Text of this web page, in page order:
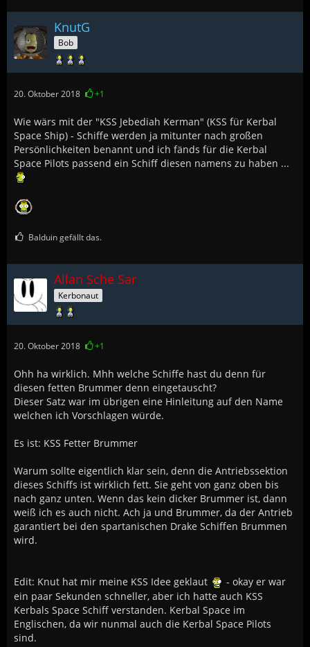
KnutG
Bob
20. Oktober 2018 +1
Wie wärs mit der "KSS Jebediah Kerman" (KSS für Kerbal
Space Ship) - Schiffe werden ja mitunter nach großen
Persönlichkeiten benannt und ich fänds für die Kerbal
Space Pilots passend ein Schiff diesen namens zu haben ...
Balduin gefällt das.
Allan Sche Sar
Kerbonaut
20. Oktober 2018 +1
Ohh ha wirklich. Mhh welche Schiffe hast du denn für
diesen fetten Brummer denn eingetauscht?
Dieser Satz war im übrigen eine Hinleitung auf den Name
welchen ich Vorschlagen würde.
Es ist: KSS Fetter Brummer
Warum sollte eigentlich klar sein, denn die Antriebssektion
dieses Schiffs ist wirklich fett. Sie geht von ganz oben bis
nach ganz unten. Wenn das kein dicker Brummer ist, dann
weiß ich es auch nicht. Ach ja und Brummer, da der Antrieb
garantiert bei den spartanischen Drake Schiffen Brummen
wird.
Edit: Knut hat mir meine KSS Idee geklaut
- okay er war
ein paar Sekunden schneller, aber ich hatte auch KSS
Kerbals Space Schiff verstanden. Kerbal Space im
Englischen, da wir nunmal auch die Kerbal Space Pilots
sind.